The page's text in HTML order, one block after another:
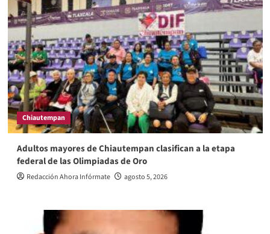
Chiautempan
Adultos mayores de Chiautempan clasifican a la etapa
federal de las Olimpiadas de Oro
Redacción Ahora Infórmate agosto 5, 2026